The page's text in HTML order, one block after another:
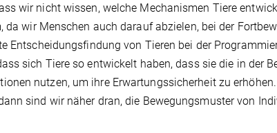
wir nicht wissen, welche Mechanismen Tiere
da wir Menschen auch darauf abzielen, bei der
Entscheidungsfindung von Tieren bei der
sich Tiere so entwickelt haben, dass sie die in der
nutzen, um ihre Erwartungssicherheit zu
sind wir näher dran, die Bewegungsmuster von